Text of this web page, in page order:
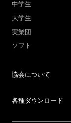
中学生
大学生
実業団
ソフト
協会について
各種ダウンロード